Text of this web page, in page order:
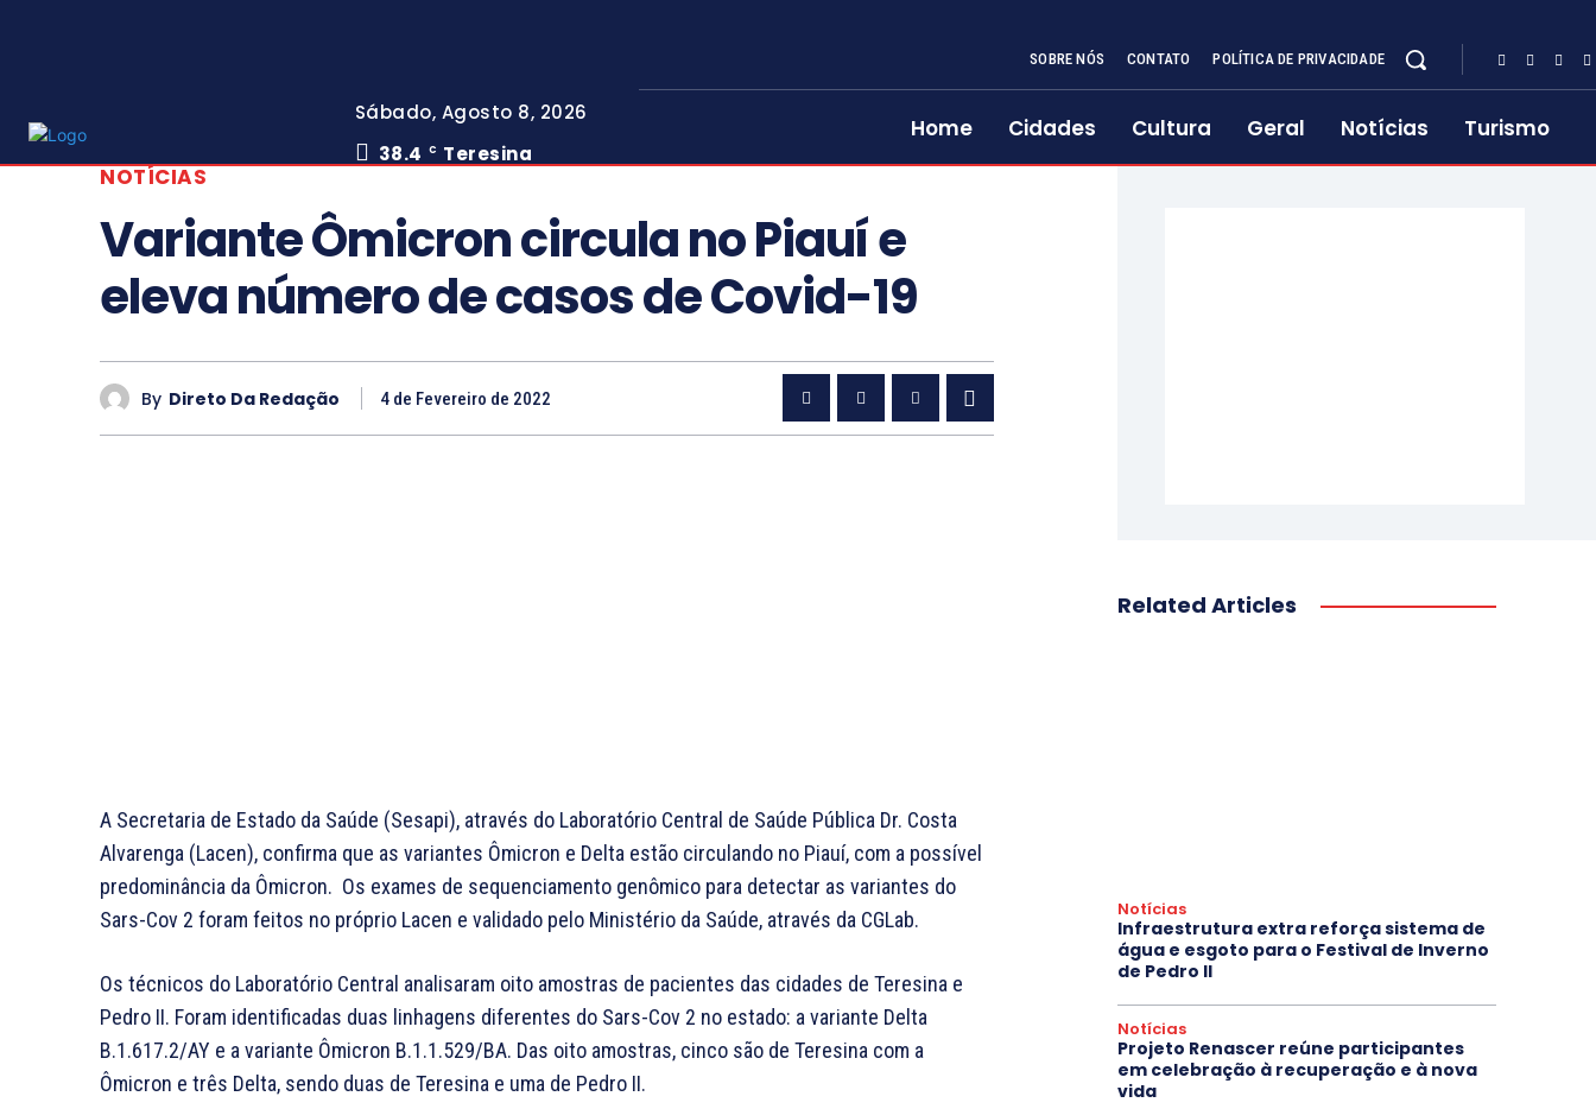
Sábado, Agosto 8, 2026
38.4
C Teresina
SOBRE NÓS CONTATO POLÍTICA DE PRIVACIDADE
Home Cidades Cultura Geral Notícias
Turismo
NOTÍCIAS
Variante Ômicron circula no Piauí e
eleva número de casos de Covid-19
By Direto Da Redação 4 de Fevereiro de 2022
A Secretaria de Estado da Saúde (Sesapi), através do Laboratório Central de Saúde Pública Dr. Costa
Alvarenga (Lacen), confirma que as variantes Ômicron e Delta estão circulando no Piauí, com a possível
predominância da Ômicron. Os exames de sequenciamento genômico para detectar as variantes do
Sars-Cov 2 foram feitos no próprio Lacen e validado pelo Ministério da Saúde, através da CGLab.
Os técnicos do Laboratório Central analisaram oito amostras de pacientes das cidades de Teresina e
Pedro II. Foram identificadas duas linhagens diferentes do Sars-Cov 2 no estado: a variante Delta
B.1.617.2/AY e a variante Ômicron B.1.1.529/BA. Das oito amostras, cinco são de Teresina com a
Ômicron e três Delta, sendo duas de Teresina e uma de Pedro II.
Related Articles
Notícias
Infraestrutura extra reforça sistema de
água e esgoto para o Festival de Inverno
de Pedro II
Notícias
Projeto Renascer reúne participantes
em celebração à recuperação e à nova
vida